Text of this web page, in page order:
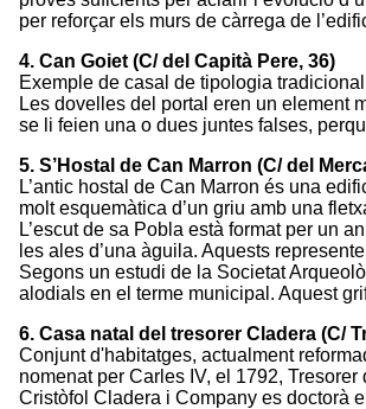
per reforçar els murs de càrrega de
4. Can Goiet (C/ del Capità Pere, 36)
Exemple de casal de tipologia
Les dovelles del portal eren un element
se li feien una o dues juntes falses,
5. S’Hostal de Can Marron (C/ del
L’antic hostal de Can Marron és una
molt esquemàtica d’un griu amb una
L’escut de sa Pobla està format per un
les ales d’una àguila. Aquests
Segons un estudi de la Societat
alodials en el terme municipal. Aquest
6. Casa natal del tresorer Cladera (C/
Conjunt d'habitatges, actualment
nomenat per Carles IV, el 1792,
Cristòfol Cladera i Company es doctorà